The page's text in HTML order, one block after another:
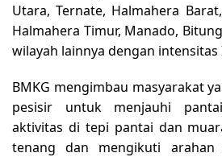
Utara, Ternate, Halmahera
Halmahera Timur, Manado,
wilayah lainnya dengan intensitas
BMKG mengimbau masyarakat
pesisir untuk menjauhi
aktivitas di tepi pantai dan
tenang dan mengikuti arahan